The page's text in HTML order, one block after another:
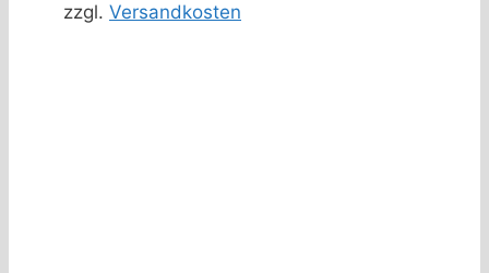
zzgl. Versandkosten